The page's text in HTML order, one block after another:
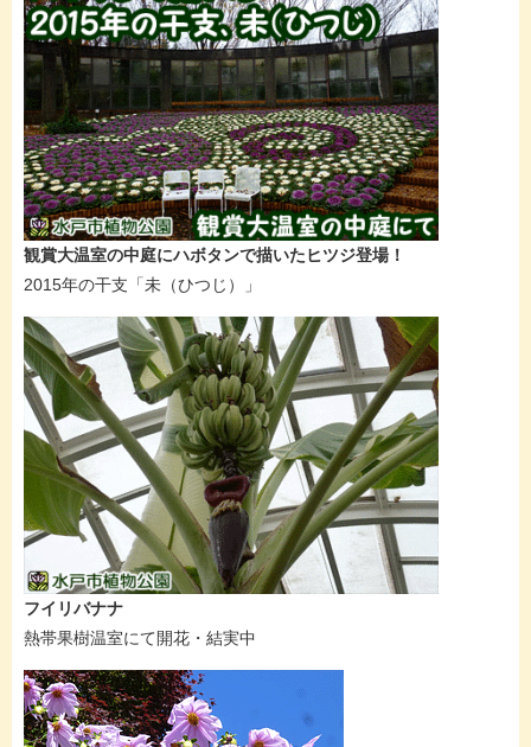
観賞大温室の中庭にハボタンで描いたヒツジ登場！
2015年の干支「未（ひつじ）」
フイリバナナ
熱帯果樹温室にて開花・結実中